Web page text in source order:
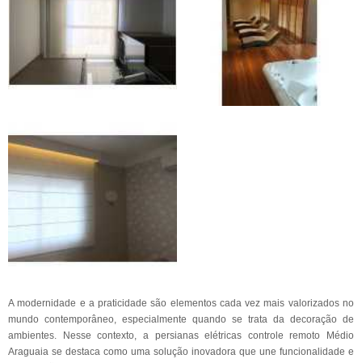
A modernidade e a praticidade são elementos cada vez mais valorizados no
mundo contemporâneo, especialmente quando se trata da decoração de
ambientes. Nesse contexto, a persianas elétricas controle remoto Médio
Araguaia se destaca como uma solução inovadora que une funcionalidade e